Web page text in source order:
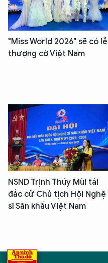
"Miss World 2026" sẽ có lễ
thượng cờ Việt Nam
NSND Trịnh Thúy Mùi tái
đắc cử Chủ tịch Hội Nghệ
sĩ Sân khấu Việt Nam